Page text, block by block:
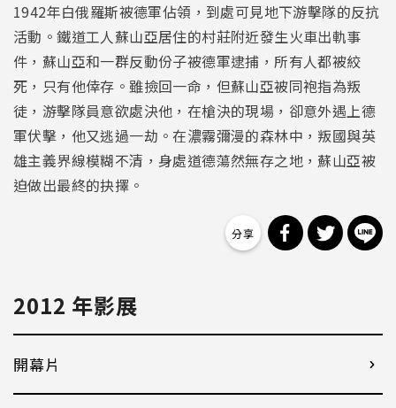
1942年白俄羅斯被德軍佔領，到處可見地下游擊隊的反抗
活動。鐵道工人蘇山亞居住的村莊附近發生火車出軌事
件，蘇山亞和一群反動份子被德軍逮捕，所有人都被絞
死，只有他倖存。雖撿回一命，但蘇山亞被同袍指為叛
徒，游擊隊員意欲處決他，在槍決的現場，卻意外遇上德
軍伏擊，他又逃過一劫。在濃霧彌漫的森林中，叛國與英
雄主義界線模糊不清，身處道德蕩然無存之地，蘇山亞被
迫做出最終的抉擇。
分享到分享到
2012 年影展
開幕片